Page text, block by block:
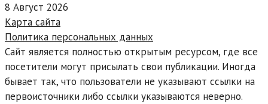
8 Август 2026
Карта сайта
Политика персональных данных
Сайт является полностью открытым ресурсом, где все
посетители могут присылать свои публикации. Иногда
бывает так, что пользователи не указывают ссылки на
первоисточники либо ссылки указываются неверно.